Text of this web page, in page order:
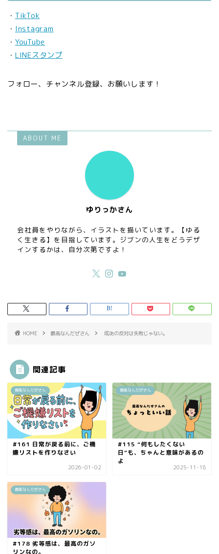
・ TikTok
・ Instagram
・ YouTube
・ LINEスタンプ
フォロー、チャンネル登録、お願いします！
ABOUT ME
ゆりっかさん
会社員をやりながら、イラストを描いています。【ゆる
く生きる】を目指しています。ジブンの人生をどうデザ
インするかは、自分次第ですよ！
HOME 最高なんだぜさん 成功の反対は失敗じゃない。
関連記事
最高なんだぜさん
#161 日常が戻る前に、ご機
嫌リストを作りなさい
2026-01-02
最高なんだぜさん
#115 “何もしたくない
日”も、ちゃんと意味があるの
よ
2025-11-18
最高なんだぜさん
#178 劣等感は、最高のガソ
リンなの。